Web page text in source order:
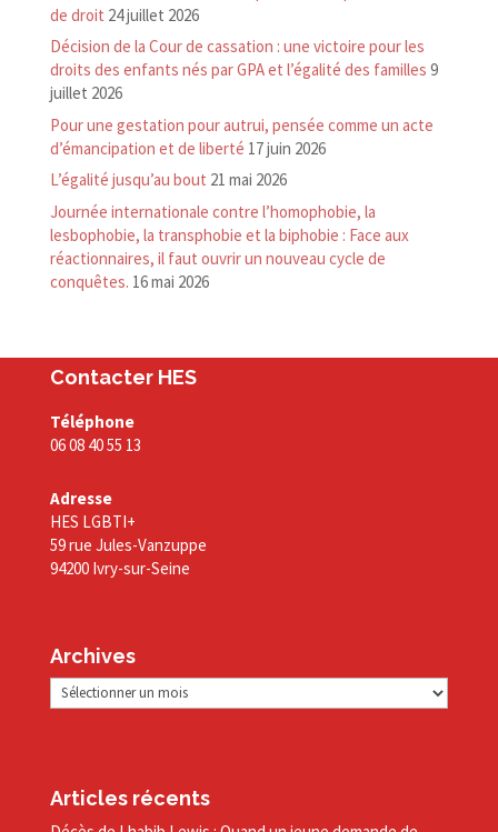
de droit 24 juillet 2026
Décision de la Cour de cassation : une victoire pour les
droits des enfants nés par GPA et l’égalité des familles 9
juillet 2026
Pour une gestation pour autrui, pensée comme un acte
d’émancipation et de liberté 17 juin 2026
L’égalité jusqu’au bout 21 mai 2026
Journée internationale contre l’homophobie, la
lesbophobie, la transphobie et la biphobie : Face aux
réactionnaires, il faut ouvrir un nouveau cycle de
conquêtes. 16 mai 2026
Contacter HES
Téléphone
06 08 40 55 13
Adresse
HES LGBTI+
59 rue Jules-Vanzuppe
94200 Ivry-sur-Seine
Archives
Archives
Articles récents